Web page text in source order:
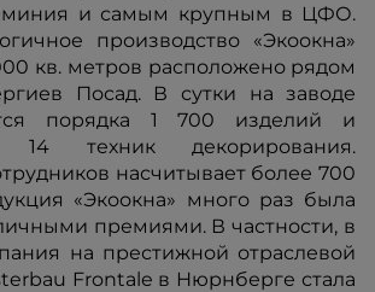
и самым крупным в ЦФО.
производство «Экоокна»
кв. метров расположено рядом
Посад. В сутки на заводе
порядка 1700 изделий и
14 техник декорирования.
насчитывает более 700
«Экоокна» много раз была
премиями. В частности, в
на престижной отраслевой
Frontale в Нюрнберге стала